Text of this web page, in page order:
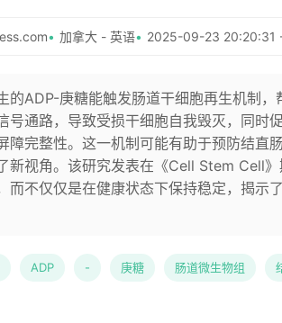
加拿大 - 英语 2025-09-23 20:20:31
的ADP-庚糖能触发肠道干细胞再生机制，
号通路，导致受损干细胞自我毁灭，同时
障完整性。这一机制可能有助于预防结直
新视角。该研究发表在《Cell Stem Cell
而不仅仅是在健康状态下保持稳定，揭示
ADP - 庚糖 肠道微生物组